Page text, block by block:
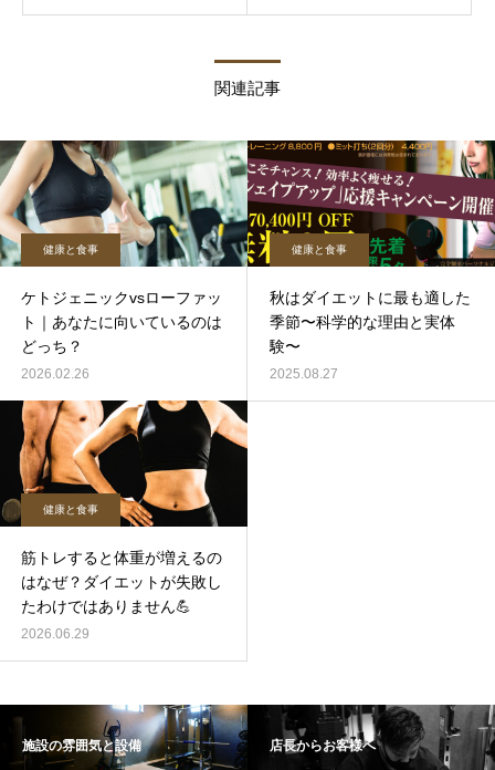
関連記事
健康と食事
ケトジェニックvsローファッ
ト｜あなたに向いているのは
どっち？
2026.02.26
健康と食事
秋はダイエットに最も適した
季節〜科学的な理由と実体
験〜
2025.08.27
健康と食事
筋トレすると体重が増えるの
はなぜ？ダイエットが失敗し
たわけではありません💪
2026.06.29
施設の雰囲気と設備 店長からお客様へ